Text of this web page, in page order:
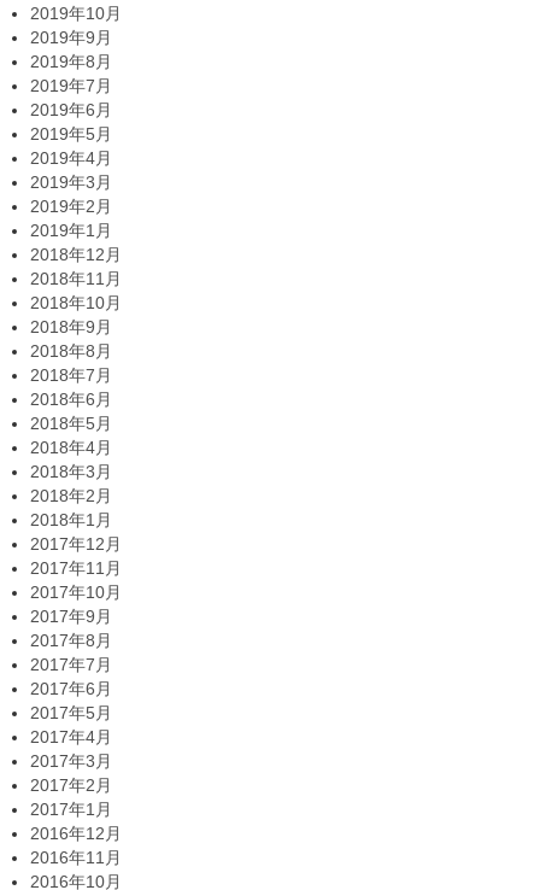
2019年10月
2019年9月
2019年8月
2019年7月
2019年6月
2019年5月
2019年4月
2019年3月
2019年2月
2019年1月
2018年12月
2018年11月
2018年10月
2018年9月
2018年8月
2018年7月
2018年6月
2018年5月
2018年4月
2018年3月
2018年2月
2018年1月
2017年12月
2017年11月
2017年10月
2017年9月
2017年8月
2017年7月
2017年6月
2017年5月
2017年4月
2017年3月
2017年2月
2017年1月
2016年12月
2016年11月
2016年10月